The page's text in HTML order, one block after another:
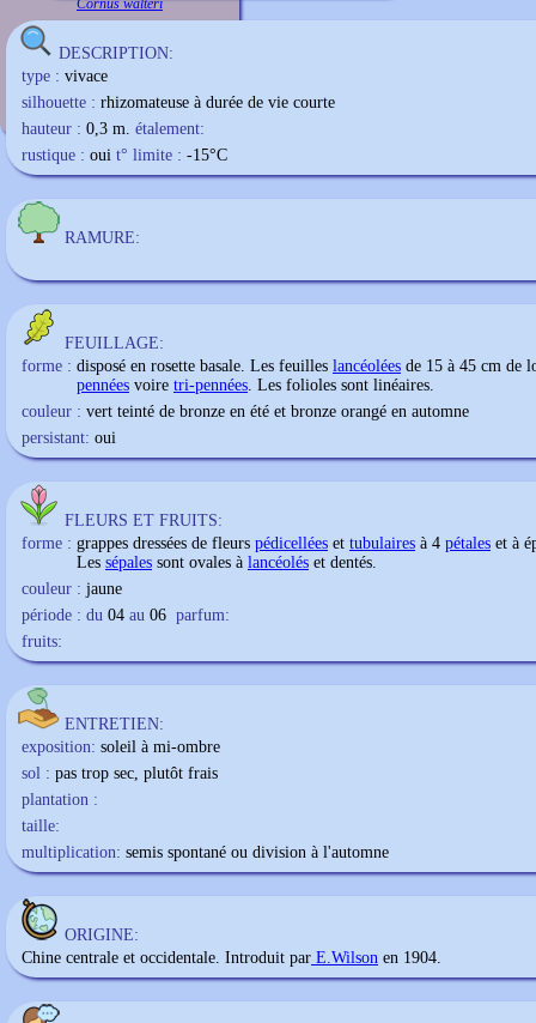
Cornus walteri
DESCRIPTION:
type : vivace
silhouette : rhizomateuse à durée de vie courte
hauteur : 0,3 m. étalement:
rustique : oui t° limite : -15°C
RAMURE:
FEUILLAGE:
forme : disposé en rosette basale. Les feuilles lancéolées de 15 à 45 cm de
pennées voire tri-pennées. Les folioles sont linéaires.
couleur : vert teinté de bronze en été et bronze orangé en automne
persistant: oui
FLEURS ET FRUITS:
forme : grappes dressées de fleurs pédicellées et tubulaires à 4 pétales et à
Les sépales sont ovales à lancéolés et dentés.
couleur : jaune
période : du 04 au 06 parfum:
fruits:
ENTRETIEN:
exposition: soleil à mi-ombre
sol : pas trop sec, plutôt frais
plantation :
taille:
multiplication: semis spontané ou division à l'automne
ORIGINE:
Chine centrale et occidentale. Introduit par E.Wilson en 1904.